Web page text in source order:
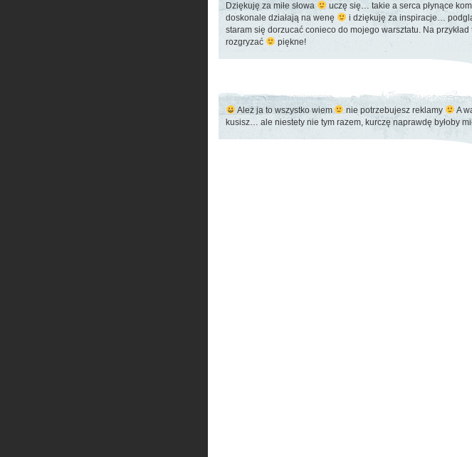
Dziękuję za miłe słowa
uczę się… takie a serca płynące
doskonale działają na wenę
i dziękuję za inspiracje…
staram się dorzucać conieco do mojego warsztatu. Na
rozgryzać
piękne!
Ależ ja to wszystko wiem nie potrzebujesz reklamy
A
kusisz… ale niestety nie tym razem, kurczę naprawdę byłoby